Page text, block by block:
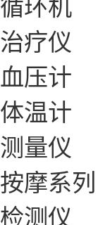
治疗仪
血压计
体温计
测量仪
按摩系列
检测仪